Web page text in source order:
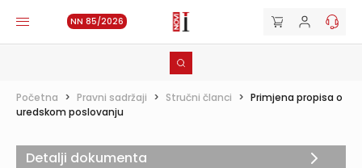
NN 85/2026
Početna > Pravni sadržaji > Stručni članci > Primjena propisa o
uredskom poslovanju
Detalji dokumenta